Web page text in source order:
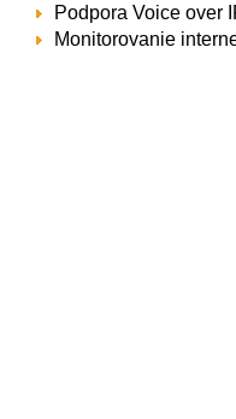
Podpora Voice over
Monitorovanie